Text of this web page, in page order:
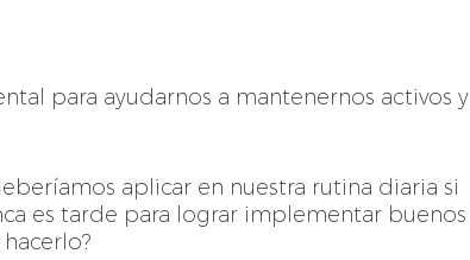
para ayudarnos a mantenernos activos y
aplicar en nuestra rutina diaria si
es tarde para lograr implementar buenos